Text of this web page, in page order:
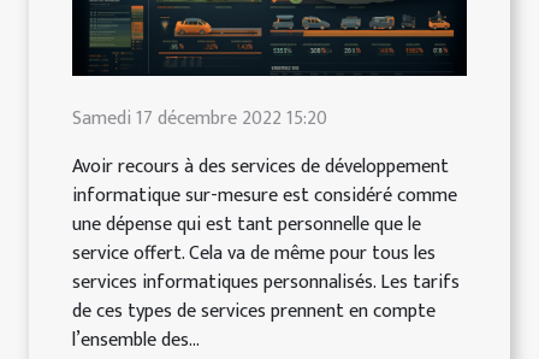
Samedi 17 décembre 2022 15:20
Avoir recours à des services de développement
informatique sur-mesure est considéré comme
une dépense qui est tant personnelle que le
service offert. Cela va de même pour tous les
services informatiques personnalisés. Les tarifs
de ces types de services prennent en compte
l’ensemble des...